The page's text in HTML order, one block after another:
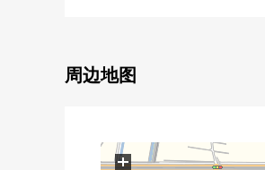
・附带3份炉子烤炉的组合厨房
周边地图
+